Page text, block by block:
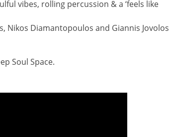
vibes, rolling percussion & a ‘feels like
Nikos Diamantopoulos and Giannis Jovolos
Soul Space.